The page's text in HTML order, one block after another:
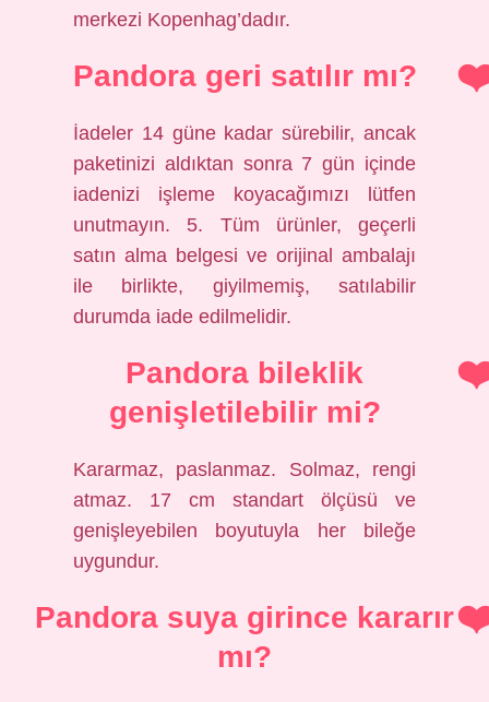
merkezi Kopenhag’dadır.
Pandora geri satılır mı?
İadeler 14 güne kadar sürebilir, ancak
paketinizi aldıktan sonra 7 gün içinde
iadenizi işleme koyacağımızı lütfen
unutmayın. 5. Tüm ürünler, geçerli
satın alma belgesi ve orijinal ambalajı
ile birlikte, giyilmemiş, satılabilir
durumda iade edilmelidir.
Pandora bileklik
genişletilebilir mi?
Kararmaz, paslanmaz. Solmaz, rengi
atmaz. 17 cm standart ölçüsü ve
genişleyebilen boyutuyla her bileğe
uygundur.
Pandora suya girince kararır
mı?